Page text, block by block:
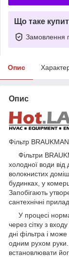
Що таке
Замовлення
Опис
Опис
Фільтр
Фільтри
холодної води від
волокнистих
будинках, у
Запобігають
сантехнічні
У процесі
через сітку з
дні фільтра і
одним рухом руки.
встановлювати